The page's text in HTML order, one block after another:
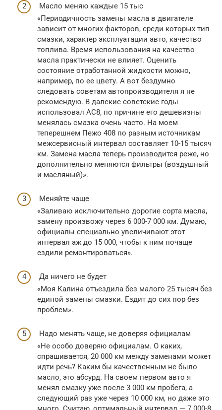
Масло меняю каждые 15 тыс
«Периодичность замены масла в двигателе
зависит от многих факторов, среди которых тип
смазки, характер эксплуатации авто, качество
топлива. Время использования на качество
масла практически не влияет. Оценить
состояние отработанной жидкости можно,
например, по ее цвету. А вот бездумно
следовать советам автопроизводителя я не
рекомендую. В далекие советские годы
использовал АС8, по причине его дешевизны
менялась смазка очень часто. На моем
теперешнем Пежо 408 по разным источникам
межсервисный интервал составляет 10-15 тысяч
км. Замена масла теперь производится реже, но
дополнительно меняются фильтры (воздушный
и масляный)».
Меняйте чаще
«Заливаю исключительно дорогие сорта масла,
замену произвожу через 6 000-7 000 км. Думаю,
официалы специально увеличивают этот
интервал аж до 15 000, чтобы к ним почаще
ездили ремонтироваться».
Да ничего не будет
«Моя Калина отъездила без малого 25 тысяч без
единой замены смазки. Ездит до сих пор без
проблем».
Надо менять чаще, не доверяя официалам
«Не особо доверяю официалам. О каких,
спрашивается, 20 000 км между заменами может
идти речь? Каким бы качественным не было
масло, это абсурд. На своем первом авто я
менял смазку уже после 3 000 км пробега, а
следующий раз уже через 10 000 км, но даже это